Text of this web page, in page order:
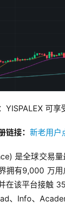
YISPALEX 可享
链接： 新老用户
是全球交易
拥有9,000 万
在该平台接触
、Info、